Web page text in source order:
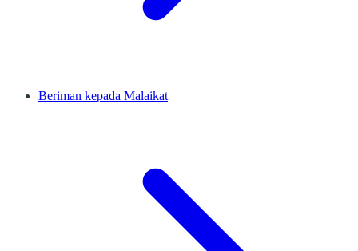
Beriman kepada Malaikat